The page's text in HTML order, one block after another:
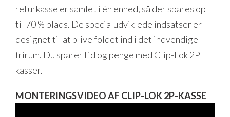
returkasse er samlet i én enhed, så der spares op
til 70 % plads. De specialudviklede indsatser er
designet til at blive foldet ind i det indvendige
frirum. Du sparer tid og penge med Clip-Lok 2P
kasser.
MONTERINGSVIDEO AF CLIP-LOK 2P-KASSE